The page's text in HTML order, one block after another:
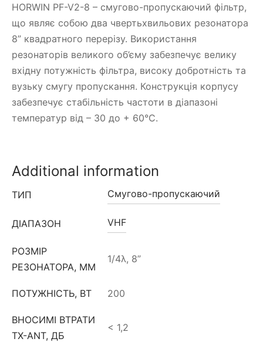
HORWIN PF-V2-8 – смугово-пропускаючий фільтр,
що являє собою два чвертьхвильових резонатора
8” квадратного перерізу. Використання
резонаторів великого об’єму забезпечує велику
вхідну потужність фільтра, високу добротність та
вузьку смугу пропускання. Конструкція корпусу
забезпечує стабільність частоти в діапазоні
температур від – 30 до + 60°C.
Additional information
ТИП Смугово-пропускаючий
ДІАПАЗОН VHF
РОЗМІР
РЕЗОНАТОРА, ММ
1/4λ, 8”
ПОТУЖНІСТЬ, ВТ 200
ВНОСИМІ ВТРАТИ
TX-ANT, ДБ
< 1,2